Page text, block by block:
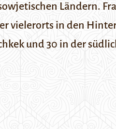
Ländern.
vielerorts in den
und 30 in der